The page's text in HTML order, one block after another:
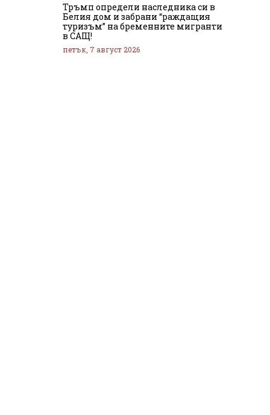
Тръмп определи наследника си в
Белия дом и забрани “раждащия
туризъм” на бременните мигранти
в САЩ!
петък, 7 август 2026